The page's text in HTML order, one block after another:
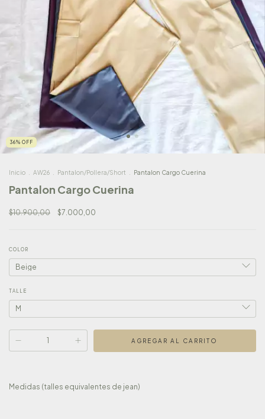
36% OFF
Inicio AW26 Pantalon/Pollera/Short Pantalon Cargo Cuerina
Pantalon Cargo Cuerina
$10.900,00 $7.000,00
COLOR
TALLE
Medidas (talles equivalentes de jean)